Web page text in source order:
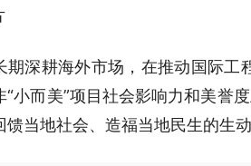
期深耕海外市场，在推动国际工
“小而美”项目社会影响力和美誉
馈当地社会、造福当地民生的生动